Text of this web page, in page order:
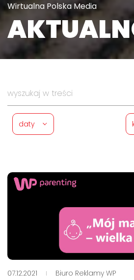
Wirtualna Polska Media
daty
07.12.2021 Biuro Reklamy WP